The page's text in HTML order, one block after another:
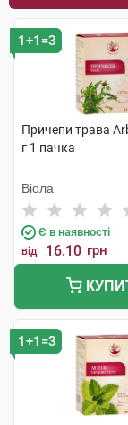
1+1=3
Причепи трава
г 1 пачка
Віола
Є в наявності
від 16.10 грн
1+1=3